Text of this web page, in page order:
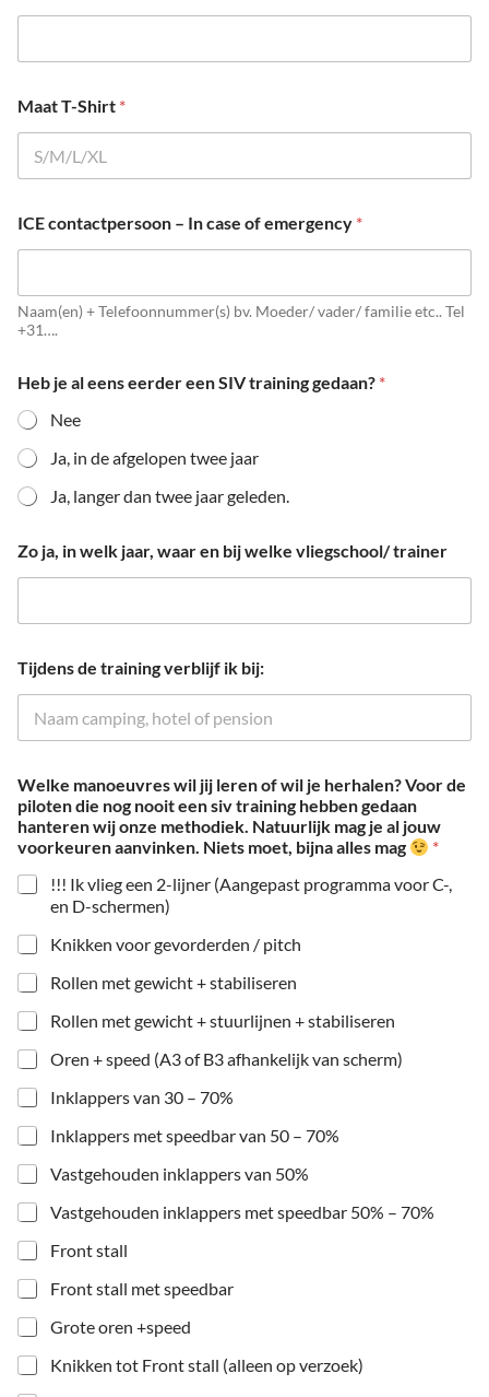
Maat T-Shirt *
ICE contactpersoon – In case of emergency *
Naam(en) + Telefoonnummer(s) bv. Moeder/ vader/ familie etc.. Tel
+31….
Heb je al eens eerder een SIV training gedaan? *
Nee
Ja, in de afgelopen twee jaar
Ja, langer dan twee jaar geleden.
Zo ja, in welk jaar, waar en bij welke vliegschool/ trainer
Tijdens de training verblijf ik bij:
Welke manoeuvres wil jij leren of wil je herhalen? Voor de
piloten die nog nooit een siv training hebben gedaan
hanteren wij onze methodiek. Natuurlijk mag je al jouw
voorkeuren aanvinken. Niets moet, bijna alles mag
*
!!! Ik vlieg een 2-lijner (Aangepast programma voor C-,
en D-schermen)
Knikken voor gevorderden / pitch
Rollen met gewicht + stabiliseren
Rollen met gewicht + stuurlijnen + stabiliseren
Oren + speed (A3 of B3 afhankelijk van scherm)
Inklappers van 30 – 70%
Inklappers met speedbar van 50 – 70%
Vastgehouden inklappers van 50%
Vastgehouden inklappers met speedbar 50% – 70%
Front stall
Front stall met speedbar
Grote oren +speed
Knikken tot Front stall (alleen op verzoek)